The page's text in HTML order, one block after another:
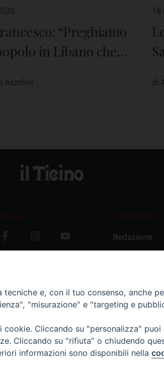
“Preghiamo
in Libano che
Azzolini di
Social
L’editoriale
Redazione
Storia
e, con il tuo consenso, anche
"misurazione" e "targeting e
Cliccando su "personalizza"
Cliccando su "rifiuta" o chiudendo
informazioni sono disponibili nella